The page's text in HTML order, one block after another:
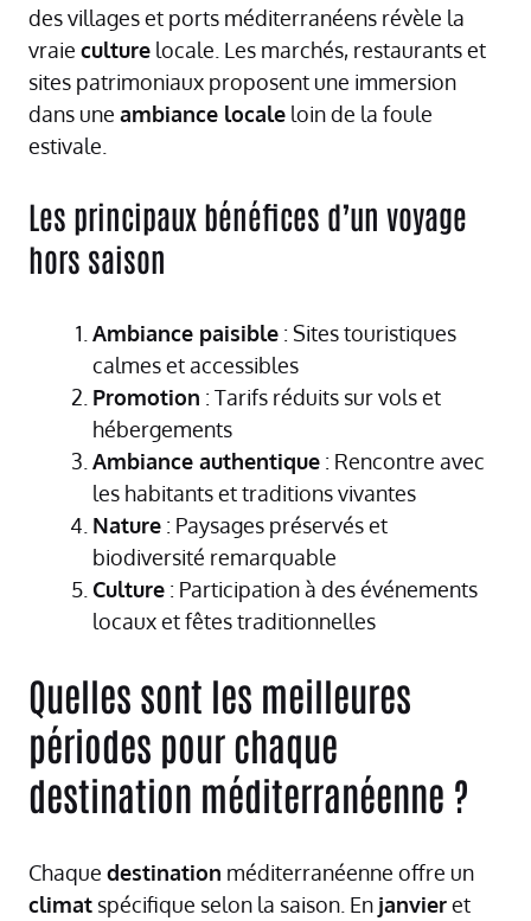
des villages et ports méditerranéens révèle la
vraie culture locale. Les marchés, restaurants et
sites patrimoniaux proposent une immersion
dans une ambiance locale loin de la foule
estivale.
Les principaux bénéfices d’un voyage
hors saison
Ambiance paisible : Sites touristiques
calmes et accessibles
Promotion : Tarifs réduits sur vols et
hébergements
Ambiance authentique : Rencontre avec
les habitants et traditions vivantes
Nature : Paysages préservés et
biodiversité remarquable
Culture : Participation à des événements
locaux et fêtes traditionnelles
Quelles sont les meilleures
périodes pour chaque
destination méditerranéenne ?
Chaque destination méditerranéenne offre un
climat spécifique selon la saison. En janvieret